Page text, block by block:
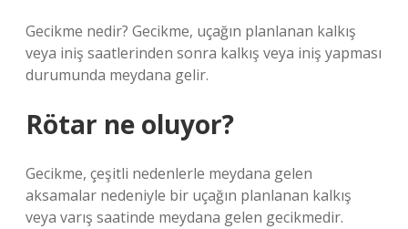
Gecikme nedir? Gecikme, uçağın planlanan kalkış
veya iniş saatlerinden sonra kalkış veya iniş yapması
durumunda meydana gelir.
Rötar ne oluyor?
Gecikme, çeşitli nedenlerle meydana gelen
aksamalar nedeniyle bir uçağın planlanan kalkış
veya varış saatinde meydana gelen gecikmedir.